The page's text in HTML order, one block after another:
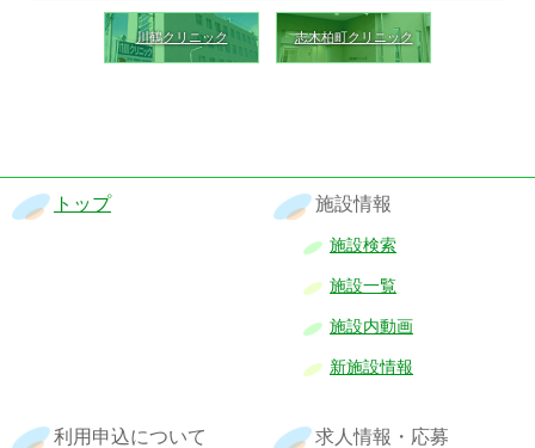
川鶴クリニック 志木柏町クリニック
トップ 施設情報
施設検索
施設一覧
施設内動画
新施設情報
利用申込について 求人情報・応募